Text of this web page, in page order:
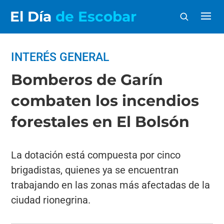
El Día de Escobar
INTERÉS GENERAL
Bomberos de Garín
combaten los incendios
forestales en El Bolsón
La dotación está compuesta por cinco
brigadistas, quienes ya se encuentran
trabajando en las zonas más afectadas de la
ciudad rionegrina.